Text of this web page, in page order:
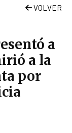
VOLVER
a
a la
por